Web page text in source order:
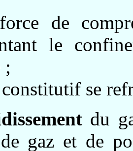
de
le
;
se
du
gaz et de